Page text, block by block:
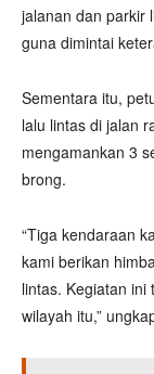
jalanan dan parkir
guna dimintai
Sementara itu,
lalu lintas di jalan
mengamankan 3
brong.
“Tiga kendaraan
kami berikan
lintas. Kegiatan
wilayah itu,”